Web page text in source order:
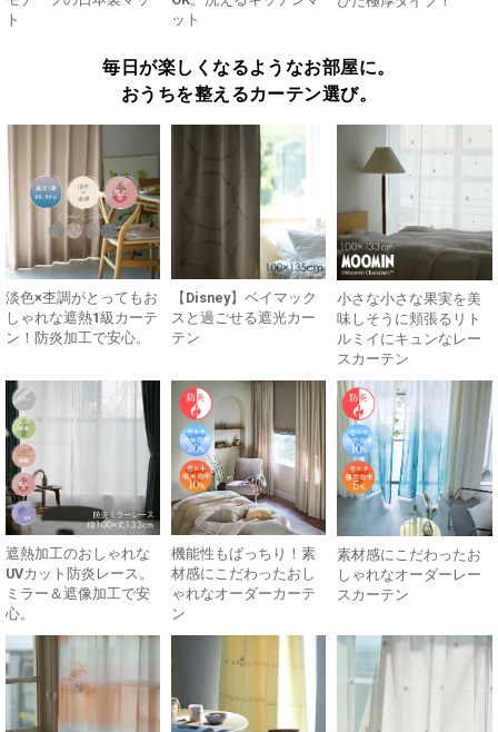
ト
ット
毎日が楽しくなるようなお部屋に。
おうちを整えるカーテン選び。
淡色×杢調がとってもお
しゃれな遮熱1級カーテ
ン！防炎加工で安心。
【Disney】ベイマック
スと過ごせる遮光カー
テン
小さな小さな果実を美
味しそうに頬張るリト
ルミイにキュンなレー
スカーテン
遮熱加工のおしゃれな
UVカット防炎レース。
ミラー＆遮像加工で安
心。
機能性もばっちり！素
材感にこだわったおし
ゃれなオーダーカーテ
ン
素材感にこだわったお
しゃれなオーダーレー
スカーテン